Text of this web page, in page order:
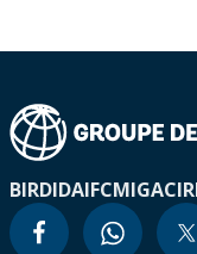
BIRDIDAIFCMIGA